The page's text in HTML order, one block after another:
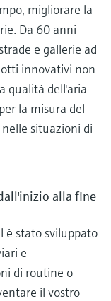
migliorare la
Da 60 anni
e gallerie ad
innovativi non
qualità dell'aria
la misura del
situazioni di
alla fine
è stato sviluppato
e
di routine o
il vostro